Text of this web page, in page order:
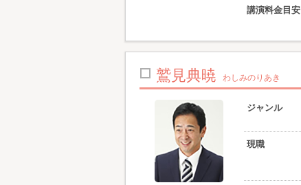
講演料金目安
鷲見典暁 わしみのりあき
ジャンル
現職